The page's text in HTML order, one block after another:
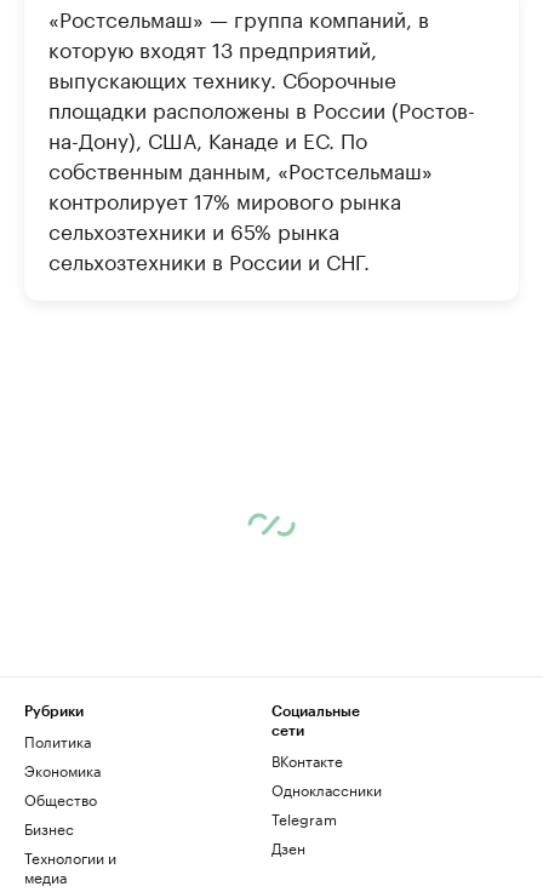
«Ростсельмаш» — группа компаний, в
которую входят 13 предприятий,
выпускающих технику. Сборочные
площадки расположены в России (Ростов-
на-Дону), США, Канаде и ЕС. По
собственным данным, «Ростсельмаш»
контролирует 17% мирового рынка
сельхозтехники и 65% рынка
сельхозтехники в России и СНГ.
Рубрики
Политика
Экономика
Общество
Бизнес
Технологии и
медиа
Социальные
сети
ВКонтакте
Одноклассники
Telegram
Дзен